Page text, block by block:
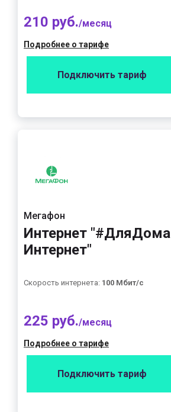
210 руб./месяц
Подробнее о тарифе
Подключить тариф
Мегафон
Интернет "#ДляДома
Интернет"
Скорость интернета: 100 Мбит/с
225 руб./месяц
Подробнее о тарифе
Подключить тариф